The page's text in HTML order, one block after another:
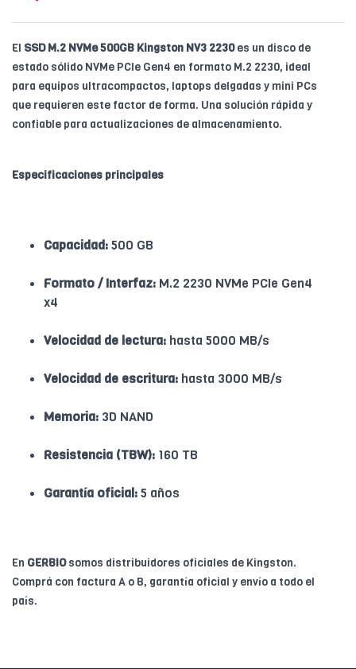
El SSD M.2 NVMe 500GB Kingston NV3 2230es un disco de
estado sólido NVMe PCIe Gen4 en formato M.2 2230, ideal
para equipos ultracompactos, laptops delgadas y mini PCs
que requieren este factor de forma. Una solución rápida y
confiable para actualizaciones de almacenamiento.
Especificaciones principales
Capacidad:500 GB
Formato / Interfaz: M.2 2230 NVMe PCIe Gen4
x4
Velocidad de lectura: hasta 5000 MB/s
Velocidad de escritura: hasta 3000 MB/s
Memoria: 3D NAND
Resistencia (TBW): 160 TB
Garantía oficial:5 años
En GERBIOsomos distribuidores oficiales de Kingston.
Comprá con factura A o B, garantía oficial y envío a todo el
país.